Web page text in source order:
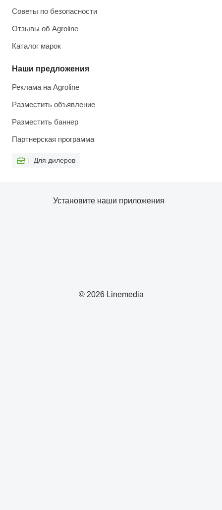
Советы по безопасности
Отзывы об Agroline
Каталог марок
Наши предложения
Реклама на Agroline
Разместить объявление
Разместить баннер
Партнерская программа
Для дилеров
© 2026 Linemedia
Установите наши приложения